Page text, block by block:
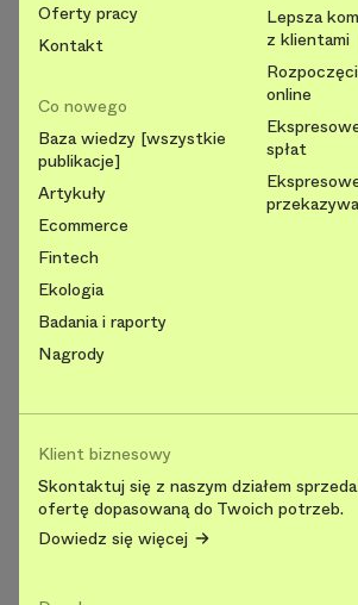
Oferty pracy
Kontakt
Co nowego
Baza wiedzy [wszystkie
publikacje]
Artykuły
Ecommerce
Fintech
Ekologia
Badania i raporty
Nagrody
Lepsza
z klientami
online
spłat
Klient biznesowy
Skontaktuj się z naszym działem
ofertę dopasowaną do Twoich potrzeb.
Dowiedz się więcej